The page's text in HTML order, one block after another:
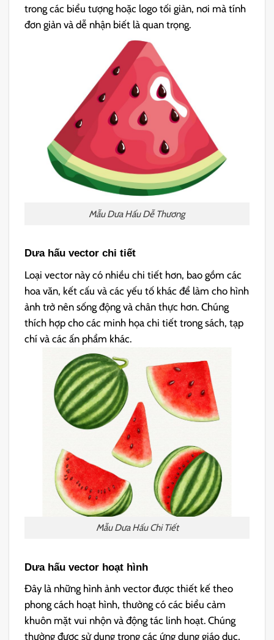
trong các biểu tượng hoặc logo tối giản, nơi mà tính
đơn giản và dễ nhận biết là quan trọng.
Mẫu Dưa Hấu Dễ Thương
Dưa hấu vector chi tiết
Loại vector này có nhiều chi tiết hơn, bao gồm các
hoa văn, kết cấu và các yếu tố khác để làm cho hình
ảnh trở nên sống động và chân thực hơn. Chúng
thích hợp cho các minh họa chi tiết trong sách, tạp
chí và các ấn phẩm khác.
Mẫu Dưa Hấu Chi Tiết
Dưa hấu vector hoạt hình
Đây là những hình ảnh vector được thiết kế theo
phong cách hoạt hình, thường có các biểu cảm
khuôn mặt vui nhộn và động tác linh hoạt. Chúng
thường được sử dụng trong các ứng dụng giáo dục,